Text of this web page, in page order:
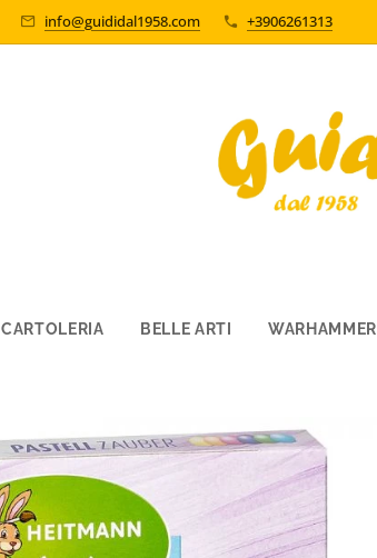
info@guididal1958.com +3906261313
CARTOLERIA BELLE ARTI WARHAMMER